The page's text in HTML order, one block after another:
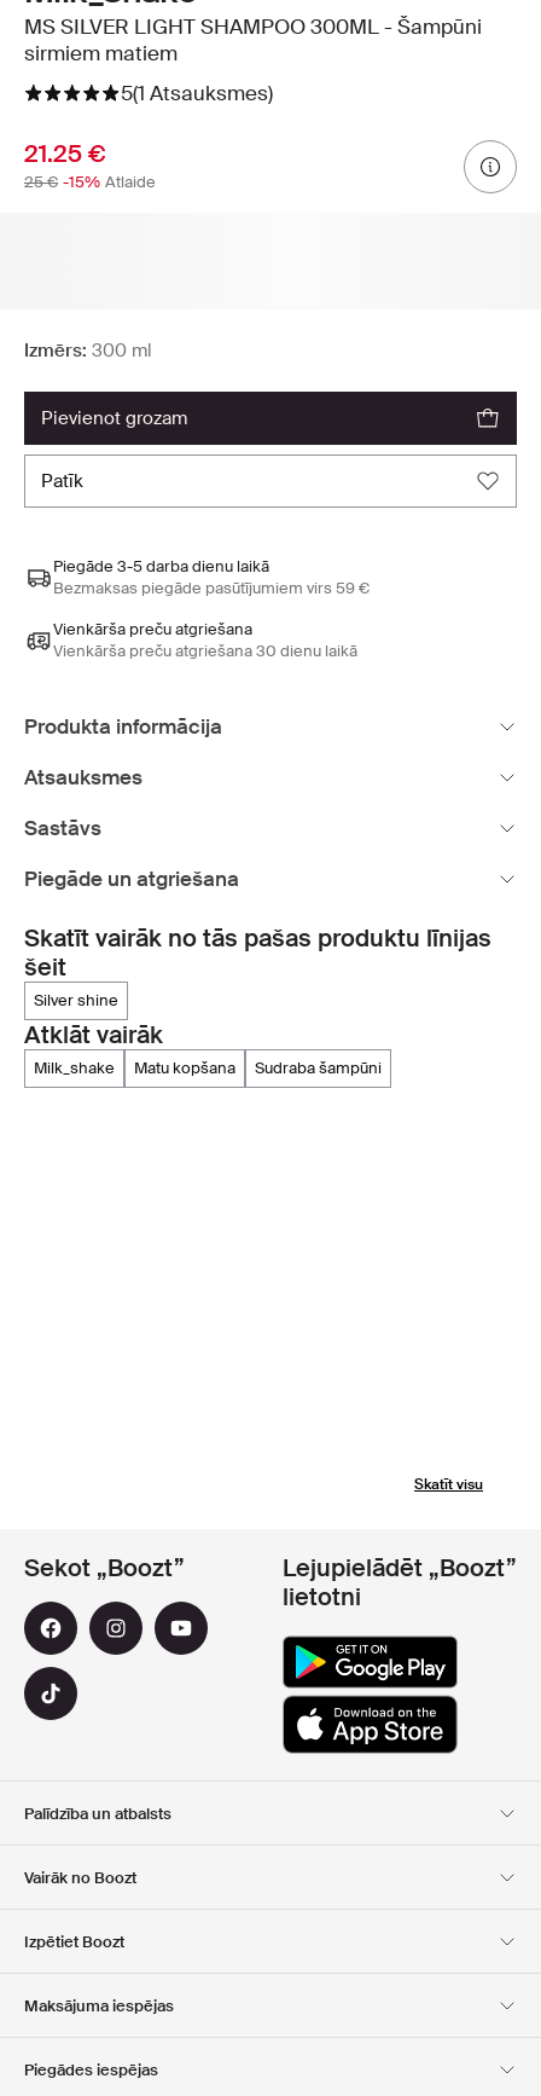
MS SILVER LIGHT SHAMPOO 300ML - Šampūni
sirmiem matiem
5(1 Atsauksmes)
21.25 €
25 € -15% Atlaide
Izmērs: 300 ml
pievienot grozam
patīk
Piegāde 3-5 darba dienu laikā
Bezmaksas piegāde pasūtījumiem virs 59 €
Vienkārša preču atgriešana
Vienkārša preču atgriešana 30 dienu laikā
Produkta informācija
Atsauksmes
Sastāvs
Piegāde un atgriešana
Skatīt vairāk no tās pašas produktu līnijas
šeit
silver shine
Atklāt vairāk
milk_shake matu kopšana sudraba šampūni
Skatīt visu
Palīdzība un atbalsts
Vairāk no Boozt
Club Boozt
Izpētiet Boozt
Preses un balvas
Sekot „Boozt”
Lejupielādēt „Boozt”
lietotni
Maksājuma iespējas
Piegādes iespējas